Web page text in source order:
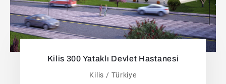
Kilis 300 Yataklı Devlet Hastanesi
Kilis / Türkiye